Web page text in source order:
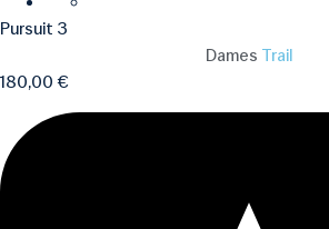
Pursuit 3
Dames Trail
180,00 €